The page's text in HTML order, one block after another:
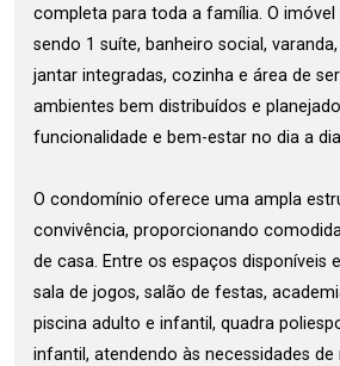
completa para toda a família. O imóvel
sendo 1 suíte, banheiro social,
jantar integradas, cozinha e área de
ambientes bem distribuídos e
funcionalidade e bem-estar no dia a
O condomínio oferece uma ampla
convivência, proporcionando
de casa. Entre os espaços disponíveis
sala de jogos, salão de festas,
piscina adulto e infantil, quadra
infantil, atendendo às necessidades